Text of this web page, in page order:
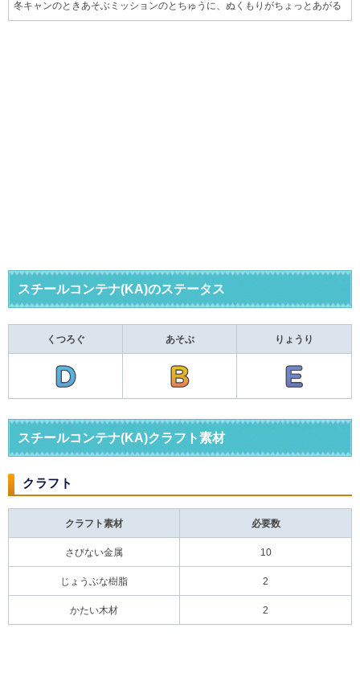
冬キャンのときあそぶミッションのとちゅうに、ぬくもりがちょっとあがる
スチールコンテナ(KA)のステータス
くつろぐ あそぶ りょうり
スチールコンテナ(KA)クラフト素材
クラフト
クラフト素材 必要数
さびない金属 10
じょうぶな樹脂 2
かたい木材 2